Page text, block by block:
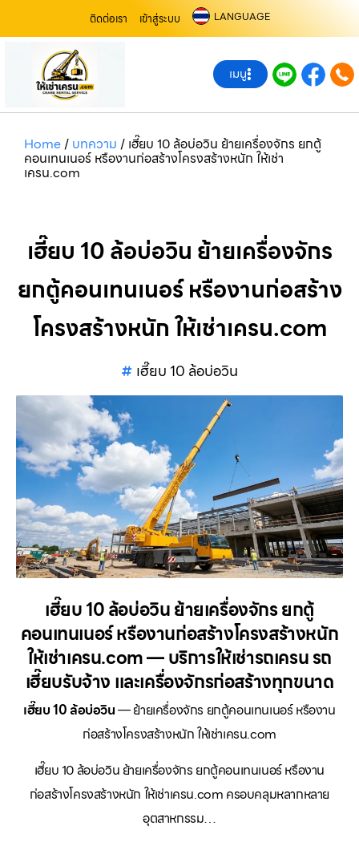
ติดต่อเรา เข้าสู่ระบบ LANGUAGE
เมนู
Home/ บทความ / เฮี๊ยบ 10 ล้อบ่อวิน ย้ายเครื่องจักร ยกตู้
คอนเทนเนอร์ หรืองานก่อสร้างโครงสร้างหนัก ให้เช่า
เครน.com
เฮี๊ยบ 10 ล้อบ่อวิน ย้ายเครื่องจักร
ยกตู้คอนเทนเนอร์ หรืองานก่อสร้าง
โครงสร้างหนัก ให้เช่าเครน.com
เฮี๊ยบ 10 ล้อบ่อวิน
เฮี๊ยบ 10 ล้อบ่อวิน ย้ายเครื่องจักร ยกตู้
คอนเทนเนอร์ หรืองานก่อสร้างโครงสร้างหนัก
ให้เช่าเครน.com — บริการให้เช่ารถเครน รถ
เฮี๊ยบรับจ้าง และเครื่องจักรก่อสร้างทุกขนาด
เฮี๊ยบ 10 ล้อบ่อวิน— ย้ายเครื่องจักร ยกตู้คอนเทนเนอร์ หรืองาน
ก่อสร้างโครงสร้างหนัก ให้เช่าเครน.com
เฮี๊ยบ 10 ล้อบ่อวิน ย้ายเครื่องจักร ยกตู้คอนเทนเนอร์ หรืองาน
ก่อสร้างโครงสร้างหนัก ให้เช่าเครน.com ครอบคลุมหลากหลาย
อุตสาหกรรม…